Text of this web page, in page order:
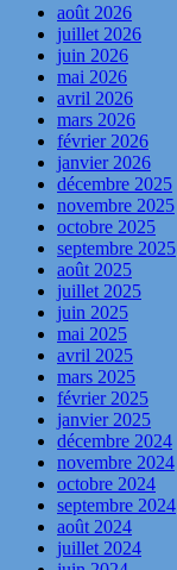
août 2026
juillet 2026
juin 2026
mai 2026
avril 2026
mars 2026
février 2026
janvier 2026
décembre 2025
novembre 2025
octobre 2025
septembre 2025
août 2025
juillet 2025
juin 2025
mai 2025
avril 2025
mars 2025
février 2025
janvier 2025
décembre 2024
novembre 2024
octobre 2024
septembre 2024
août 2024
juillet 2024